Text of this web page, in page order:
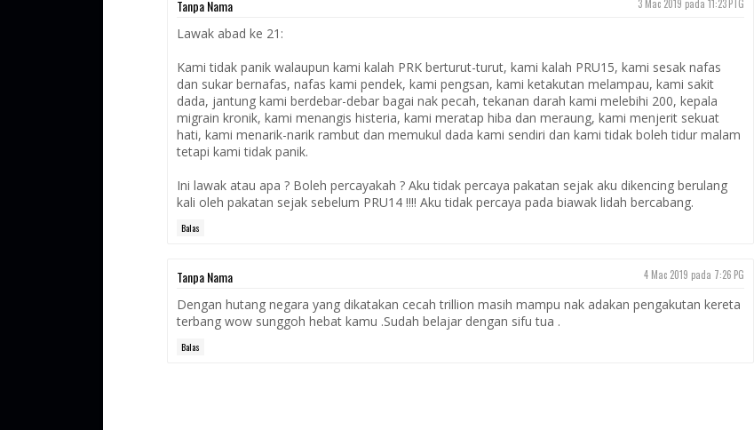
Tanpa Nama 3 Mac 2019 pada 11:23 PTG
Lawak abad ke 21:
Kami tidak panik walaupun kami kalah PRK berturut-turut, kami kalah PRU15, kami sesak nafas
dan sukar bernafas, nafas kami pendek, kami pengsan, kami ketakutan melampau, kami sakit
dada, jantung kami berdebar-debar bagai nak pecah, tekanan darah kami melebihi 200, kepala
migrain kronik, kami menangis histeria, kami meratap hiba dan meraung, kami menjerit sekuat
hati, kami menarik-narik rambut dan memukul dada kami sendiri dan kami tidak boleh tidur malam
tetapi kami tidak panik.
Ini lawak atau apa ? Boleh percayakah ? Aku tidak percaya pakatan sejak aku dikencing berulang
kali oleh pakatan sejak sebelum PRU14 !!!! Aku tidak percaya pada biawak lidah bercabang.
Balas
Tanpa Nama 4 Mac 2019 pada 7:26 PG
Dengan hutang negara yang dikatakan cecah trillion masih mampu nak adakan pengakutan kereta
terbang wow sunggoh hebat kamu .Sudah belajar dengan sifu tua .
Balas